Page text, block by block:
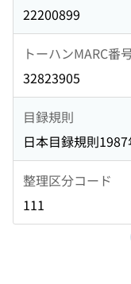
22200899
トーハンMARC番
32823905
目録規則
日本目録規則
整理区分コード
111